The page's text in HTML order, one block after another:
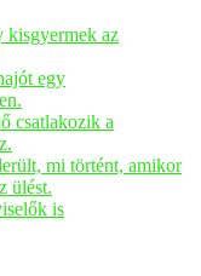
kisgyermek az
egy
csatlakozik a
mi történt, amikor
ülést.
is